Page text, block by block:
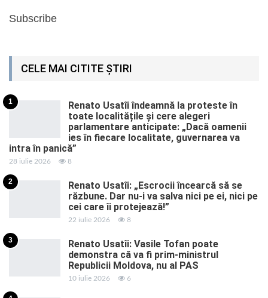
Subscribe
CELE MAI CITITE ȘTIRI
1
Renato Usatîi îndeamnă la proteste în
toate localitățile și cere alegeri
parlamentare anticipate: „Dacă oamenii
ies în fiecare localitate, guvernarea va
intra în panică”
28 iulie 2026 8
2
Renato Usatîi: „Escrocii încearcă să se
răzbune. Dar nu-i va salva nici pe ei, nici pe
cei care îi protejează!”
22 iulie 2026 8
3
Renato Usatîi: Vasile Tofan poate
demonstra că va fi prim-ministrul
Republicii Moldova, nu al PAS
10 iulie 2026 6